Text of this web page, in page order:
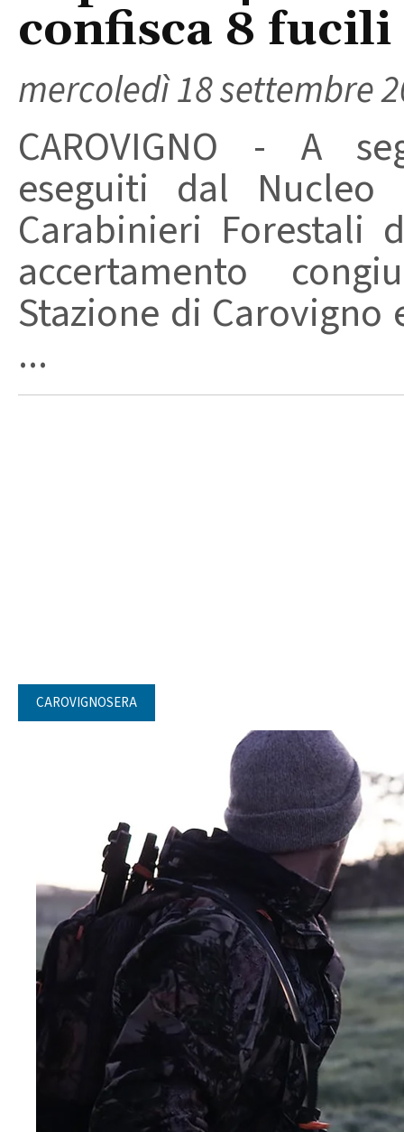
confisca 8 fucili
mercoledì 18 settembre
CAROVIGNO - A
eseguiti dal Nucleo
Carabinieri
accertamento
Stazione di
...
CAROVIGNOSERA